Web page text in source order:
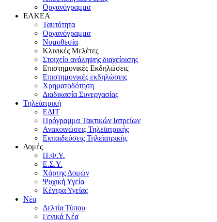
Οργανόγραμμα
ΕΛΚΕΑ
Ταυτότητα
Οργανόγραμμα
Νομοθεσία
Κλινικές Μελέτες
Στοιχείο ανάληψης διαχείρισης
Επιστημονικές Εκδηλώσεις
Επιστημονικές εκδηλώσεις
Χρηματοδότηση
Διαδικασία Συνεργασίας
Τηλεϊατρική
ΕΔΙΤ
Πρόγραμμα Τακτικών Ιατρείων
Ανακοινώσεις Τηλεϊατρικής
Εκπαιδεύσεις Τηλεϊατρικής
Δομές
Π.Φ.Υ.
Ε.Σ.Υ.
Χάρτης Δομών
Ψυχική Υγεία
Κέντρα Υγείας
Νέα
Δελτία Τύπου
Γενικά Νέα